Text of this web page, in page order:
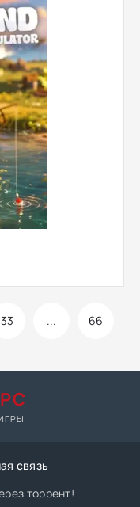
33 ... 66
PC
связь
торрент!